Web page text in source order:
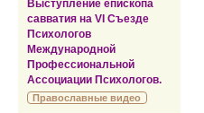
Выступление епископа
савватия на VI Съезде
Психологов
Международной
Профессиональной
Ассоциации Психологов.
Православные видео